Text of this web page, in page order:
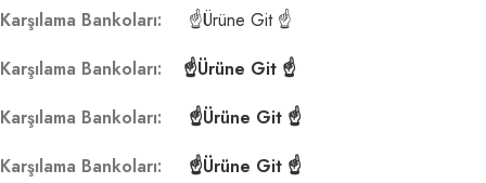
Karşılama Bankoları:
☝Ürüne Git ☝
Karşılama Bankoları: ☝Ürüne Git ☝
Karşılama Bankoları: ☝Ürüne Git ☝
Karşılama Bankoları: ☝Ürüne Git ☝